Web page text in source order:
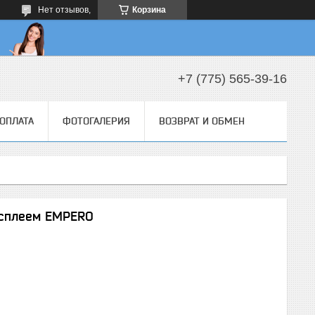
Корзина
Нет отзывов,
+7 (775) 565-39-16
ФОТОГАЛЕРИЯ ВОЗВРАТ И ОБМЕН
EMPERO